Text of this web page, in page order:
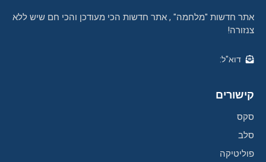
אתר חדשות "מלחמה" , אתר חדשות הכי מעודכן והכי חם שיש ללא
צנזורה!
דוא"ל:
קישורים
סקס
סלב
פוליטיקה